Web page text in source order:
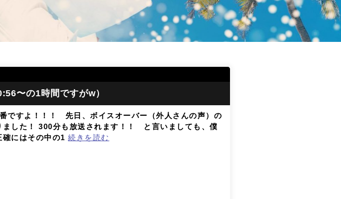
〜の1時間ですがw）
ですよ！！！ 先日、ボイスオーバー（外人さんの声）の
ました！ 300分も放送されます！！ と言いましても、僕
にはその中の1 続きを読む